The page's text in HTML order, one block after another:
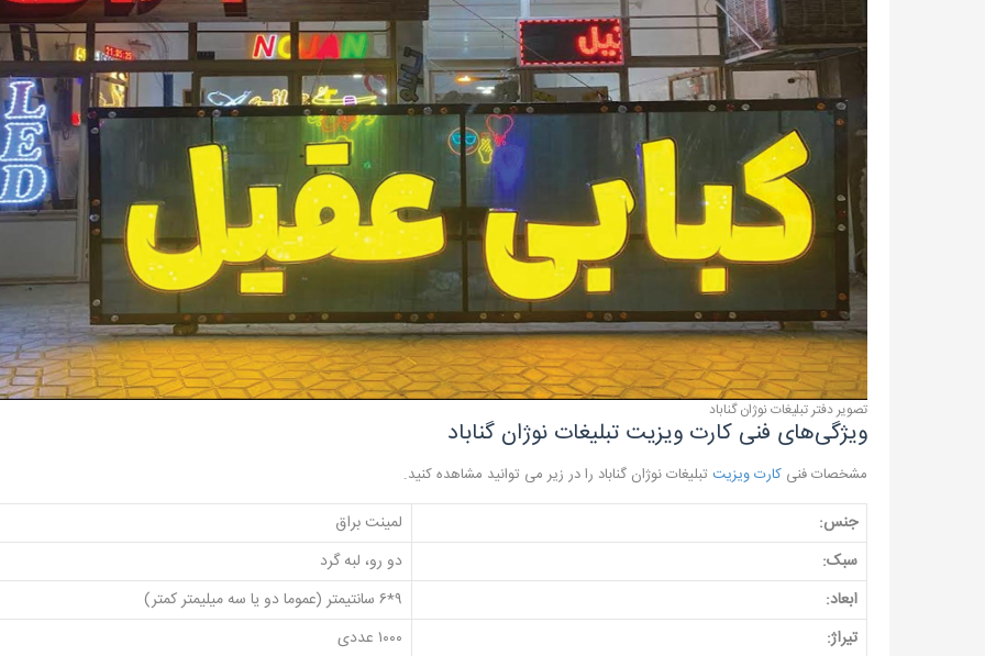
تصویر دفتر تبلیغات نوژان گناباد
ویژگی‌های فنی کارت ویزیت تبلیغات نوژان گناباد
مشخصات فنی کارت ویزیت تبلیغات نوژان گناباد را در زیر می توانید مشاهده کنید.
جنس:
لمینت براق
سبک:
دو رو، لبه گرد
ابعاد:
۹*۶ سانتیمتر (عموما دو یا سه میلیمتر کمتر)
تیراژ:
۱۰۰۰ عددی